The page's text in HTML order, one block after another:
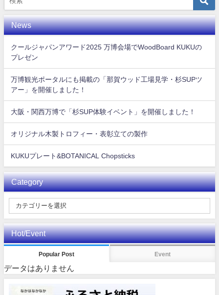
News
クールジャパンアワード2025 万博会場でWoodBoard KUKUの
プレゼン
万博観光ポータルにも掲載の「那賀ウッド工場見学・杉SUPツ
アー」を開催しました！
大阪・関西万博で「杉SUP体験イベント」を開催しました！
オリジナル木製トロフィー・表彰立ての製作
KUKUプレート&BOTANICAL Chopsticks
Category
Hot/Event
Popular Post Event
データはありません